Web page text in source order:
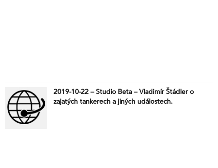
2019-10-22 – Studio Beta – Vladimír Štádler o
zajatých tankerech a jiných událostech.